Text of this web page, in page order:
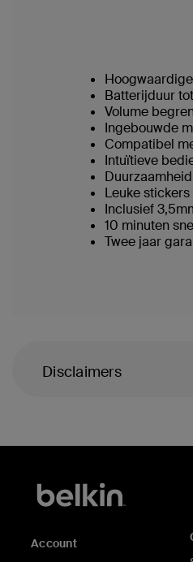
Batterijduur
Volume
Ingebouwde
Compatibel
Intuïtieve
Leuke
Inclusief
10 minuten
Twee jaar
Disclaimers
Account